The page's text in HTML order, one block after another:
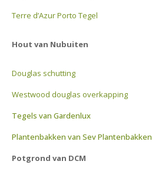
Terre d’Azur Porto Tegel
Hout van Nubuiten
Douglas schutting
Westwood douglas overkapping
Tegels van Gardenlux
Plantenbakken van Sev Plantenbakken
Potgrond van DCM